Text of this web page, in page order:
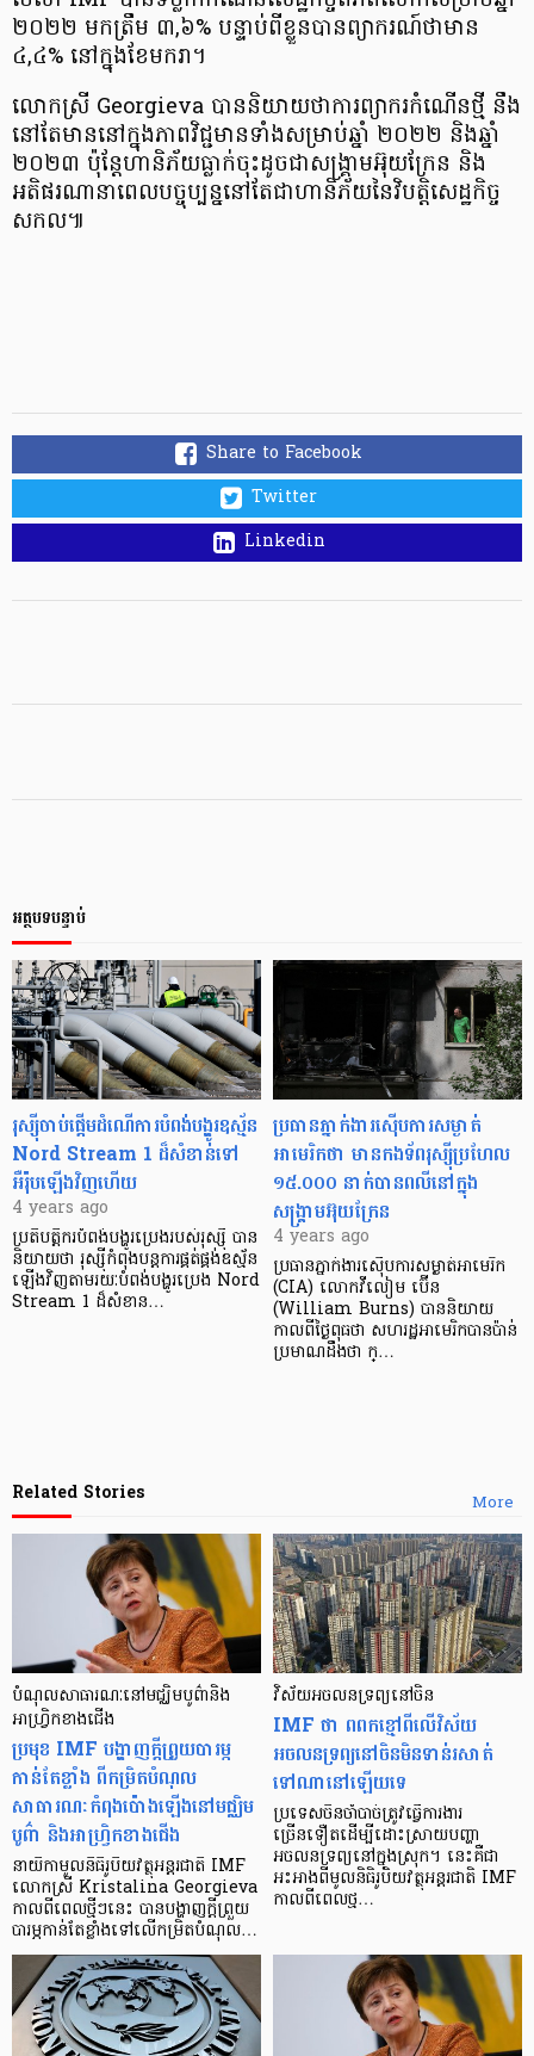
២០២២ មក​ត្រឹម ៣,៦% បន្ទាប់​ពី​ខ្លួន​បាន​ព្យាករណ៍​ថា​មាន
៤,៤% នៅ​ក្នុង​ខែមករា​។
លោកស្រី Georgieva បាន​និយាយ​ថា​ការ​ព្យាករ​កំណើន​ថ្មី នឹង​
នៅ​តែ​មាននៅ​ក្នុង​ភាព​វិជ្ជមាន​ទាំង​សម្រាប់​ឆ្នាំ ២០២២ និង​ឆ្នាំ
២០២៣ ប៉ុន្តែ​ហានិភ័យ​ធ្លាក់​ចុះ​ដូច​ជា​សង្គ្រាម​អ៊ុយ​ក្រែ​ន និង​
អតិផរណា​នា​ពេល​បច្ចុប្បន្ន​នៅ​តែ​ជា​ហានិភ័យ​នៃ​វិបត្តិ​សេដ្ឋកិច្ច​
សកល​៕
Share to Facebook
Twitter
Linkedin
អត្ថបទបន្ទាប់
រុស្ស៊ីចាប់ផ្តើមដំណើការបំពង់បង្ហូរឧស្ម័ន
Nord Stream 1 ដ៏សំខាន់ទៅ
អឺរ៉ុបឡើងវិញហើយ
4 years ago
ប្រតិបត្តិករបំពង់បង្ហូរប្រេងរបស់រុស្ស៊ី បាន
និយាយថា រុស្ស៊ីកំពុងបន្តការផ្គត់ផ្គង់ឧស្ម័ន
ឡើងវិញតាមរយៈបំពង់បង្ហូរប្រេង Nord
Stream 1 ដ៏សំខាន…
ប្រធានភ្នាក់ងារស៊ើបការសម្ងាត់
អាមេរិកថា មានកងទ័ពរុស្ស៊ីប្រហែល
១៥.០០០ នាក់បានពលីនៅក្នុង
សង្គ្រាមអ៊ុយក្រែន
4 years ago
ប្រធានភ្នាក់ងារស៊ើបការសម្ងាត់អាមេរិក
(CIA) លោកវីលៀម ប៊ើន
(William Burns) បាននិយាយ
កាលពីថ្ងៃពុធថា សហរដ្ឋអាមេរិកបានប៉ាន់
ប្រមាណដឹងថា ក្…
More
Related Stories
បំណុលសាធារណៈនៅមជ្ឈិមបូព៌ានិង
អាហ្រ្វិកខាងជើង
ប្រមុខ IMF បង្ហាញក្ដីព្រួយបារម្ភ
កាន់តែខ្លាំង ពីកម្រិតបំណុល
សាធារណៈកំពុងប៉ោងឡើងនៅមជ្ឈិម
បូព៌ា និងអាហ្រ្វិកខាងជើង
នាយិកាមូលនិធិរូបិយវត្ថុអន្តរជាតិ IMF
លោកស្រី Kristalina Georgieva
កាលពីពេលថ្មីៗនេះ បានបង្ហាញក្តីព្រួយ
បារម្ភកាន់តែខ្លាំងទៅលើកម្រិតបំណុល…
វិស័យអចលនទ្រព្យនៅចិន
IMF ថា ពពកខ្មៅពីលើវិស័យ
អចលនទ្រព្យនៅចិនមិនទាន់រសាត់
ទៅណានៅឡើយទេ
ប្រទេសចិនចាំបាច់ត្រូវធ្វើការងារ
ច្រើនទឿតដើម្បីដោះស្រាយបញ្ហា
អចលនទ្រព្យនៅក្នុងស្រុក។ នេះគឺជា
អះអាងពីមូលនិធិរូបិយវត្ថុអន្តរជាតិ IMF
កាលពីពេលថ្ម…